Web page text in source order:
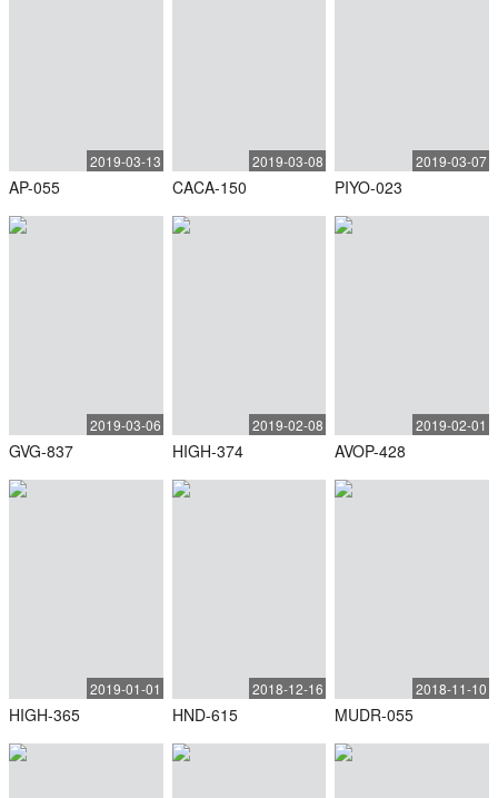
2019-03-13
AP-055
2019-03-08
CACA-150
2019-03-07
PIYO-023
2019-03-06
GVG-837
2019-02-08
HIGH-374
2019-02-01
AVOP-428
2019-01-01
HIGH-365
2018-12-16
HND-615
2018-11-10
MUDR-055